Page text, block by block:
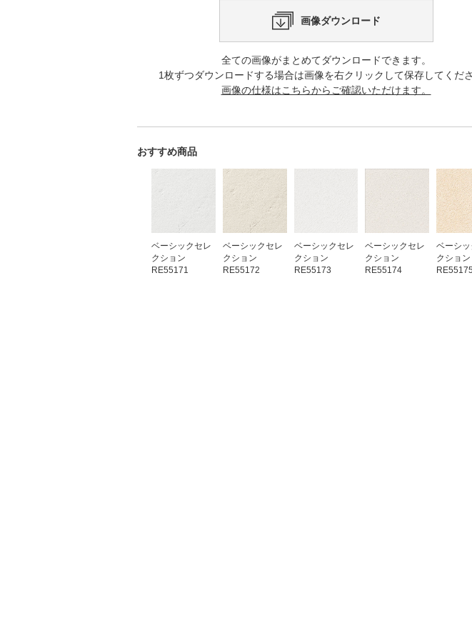
画像ダウンロード
全ての画像がまとめてダウンロードできます。
1枚ずつダウンロードする場合は画像を右クリックして保存してくださ
画像の仕様はこちらからご確認いただけます。
おすすめ商品
ベーシックセレ
クション
RE55171
ベーシックセレ
クション
RE55172
ベーシックセレ
クション
RE55173
ベーシックセレ
クション
RE55174
ベーシッ
クション
RE55175